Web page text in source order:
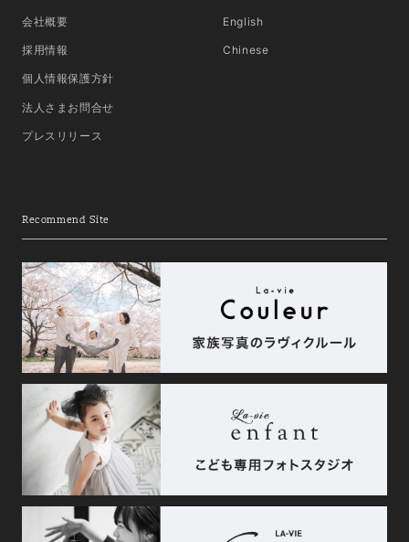
会社概要
採用情報
個人情報保護方針
法人さまお問合せ
プレスリリース
English
Chinese
Recommend Site